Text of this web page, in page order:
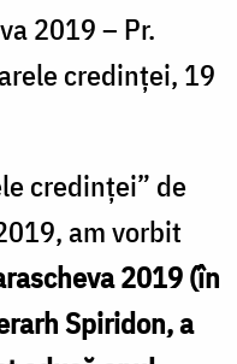
2019 – Pr.
credinței, 19
credinței” de
am vorbit
2019 (în
Spiridon, a